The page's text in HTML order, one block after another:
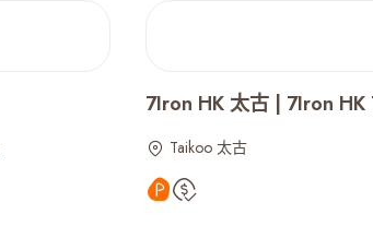
7Iron HK 太古 | 7Iron HK
Taikoo 太古